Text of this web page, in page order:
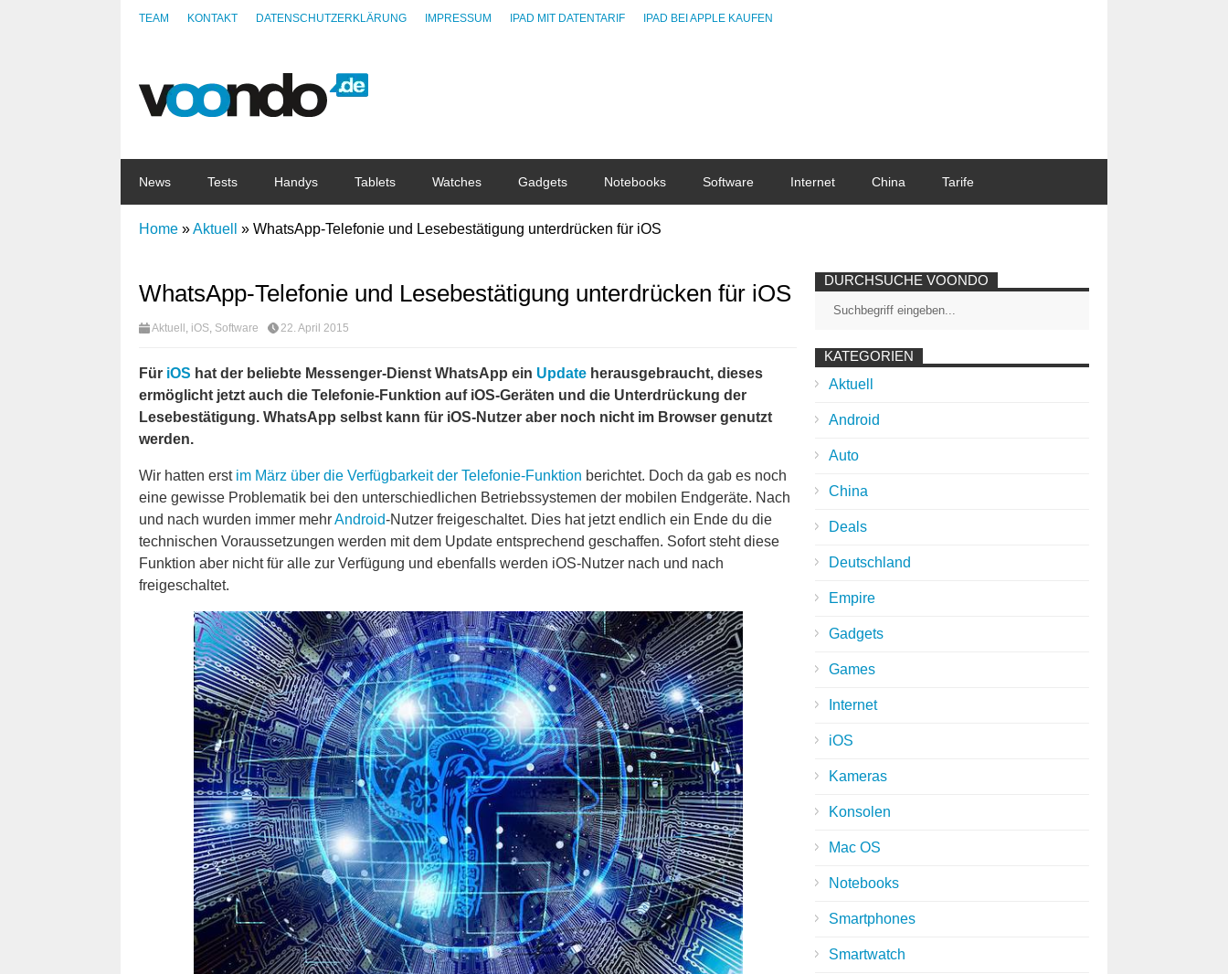
TEAM KONTAKT DATENSCHUTZERKLÄRUNG IMPRESSUM IPAD MIT DATENTARIF IPAD BEI APPLE KAUFEN
News Tests Handys Tablets Watches Gadgets Notebooks Software Internet China Tarife
Home »Aktuell » WhatsApp-Telefonie und Lesebestätigung unterdrücken für iOS
WhatsApp-Telefonie und Lesebestätigung unterdrücken für iOS
Aktuell , iOS, Software 22. April 2015
Für iOS hat der beliebte Messenger-Dienst WhatsApp ein Update herausgebraucht, dieses
ermöglicht jetzt auch die Telefonie-Funktion auf iOS-Geräten und die Unterdrückung der
Lesebestätigung. WhatsApp selbst kann für iOS-Nutzer aber noch nicht im Browser genutzt
werden.
Wir hatten erst im März über die Verfügbarkeit der Telefonie-Funktion berichtet. Doch da gab es noch
eine gewisse Problematik bei den unterschiedlichen Betriebssystemen der mobilen Endgeräte. Nach
und nach wurden immer mehrAndroid-Nutzer freigeschaltet. Dies hat jetzt endlich ein Ende du die
technischen Voraussetzungen werden mit dem Update entsprechend geschaffen. Sofort steht diese
Funktion aber nicht für alle zur Verfügung und ebenfalls werden iOS-Nutzer nach und nach
freigeschaltet.
DURCHSUCHE VOONDO
KATEGORIEN
Aktuell
Android
Auto
China
Deals
Deutschland
Empire
Gadgets
Games
Internet
iOS
Kameras
Konsolen
Mac OS
Notebooks
Smartphones
Smartwatch